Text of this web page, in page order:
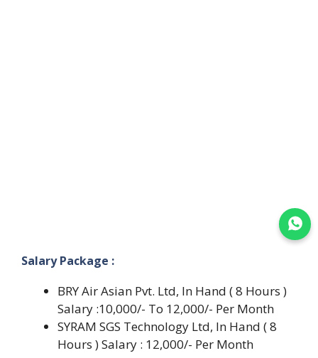
Salary Package :
BRY Air Asian Pvt. Ltd, In Hand ( 8 Hours )
Salary :10,000/- To 12,000/- Per Month
SYRAM SGS Technology Ltd, In Hand ( 8
Hours ) Salary : 12,000/- Per Month